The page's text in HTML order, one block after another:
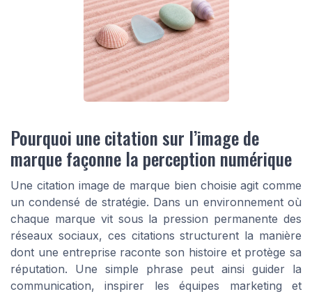
Pourquoi une citation sur l’image de
marque façonne la perception numérique
Une citation image de marque bien choisie agit comme
un condensé de stratégie. Dans un environnement où
chaque marque vit sous la pression permanente des
réseaux sociaux, ces citations structurent la manière
dont une entreprise raconte son histoire et protège sa
réputation. Une simple phrase peut ainsi guider la
communication, inspirer les équipes marketing et